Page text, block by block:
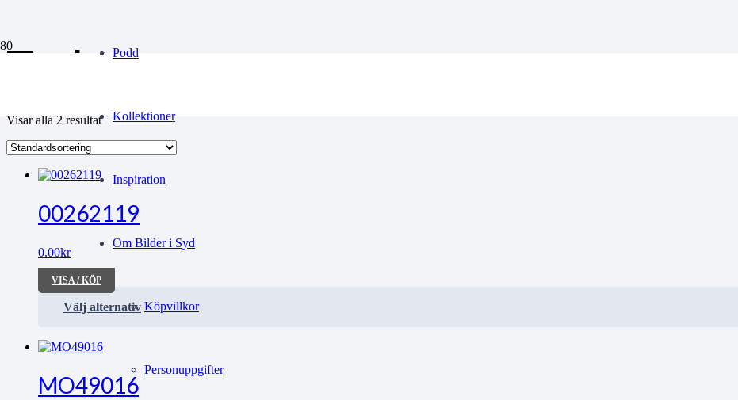
Podd
Kollektioner
Inspiration
Om Bilder i Syd
Köpvillkor
Personuppgifter
Traktor
Visar alla 2 resultat
00262119
0.00kr
VISA / KÖP
Välj alternativ
MO49016